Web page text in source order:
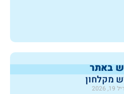
מקלחון